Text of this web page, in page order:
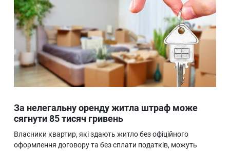
За нелегальну оренду житла штраф може
сягнути 85 тисяч гривень
Власники квартир, які здають житло без офіційного
оформлення договору та без сплати податків, можуть